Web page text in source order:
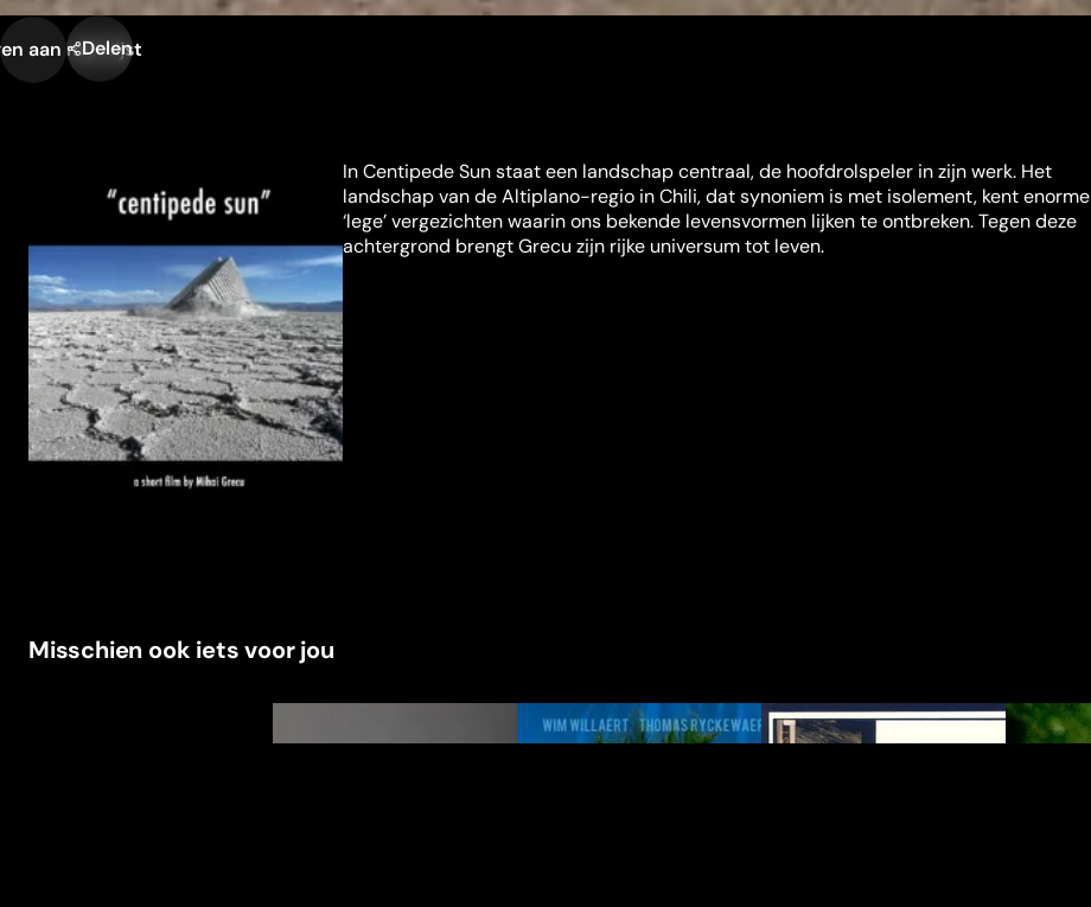
aan mijn lijst
Delen
In Centipede Sun staat een landschap centraal, de hoofdrolspeler in zijn werk. Het
landschap van de Altiplano-regio in Chili, dat synoniem is met isolement, kent enorme
‘lege’ vergezichten waarin ons bekende levensvormen lijken te ontbreken. Tegen deze
achtergrond brengt Grecu zijn rijke universum tot leven.
Misschien ook iets voor jou